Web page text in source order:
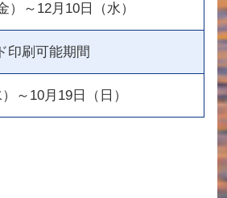
）～12月10日（水）
印刷可能期間
～10月19日（日）